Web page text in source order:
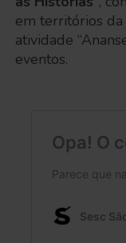
em territórios
atividade
eventos.